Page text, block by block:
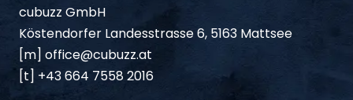
cubuzz GmbH
Köstendorfer Landesstrasse 6, 5163 Mattsee
[m] office@cubuzz.at
[t] +43 664 7558 2016